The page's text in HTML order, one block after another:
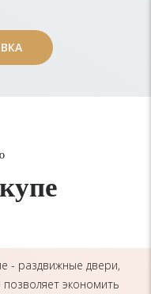
- раздвижные двери,
экономить